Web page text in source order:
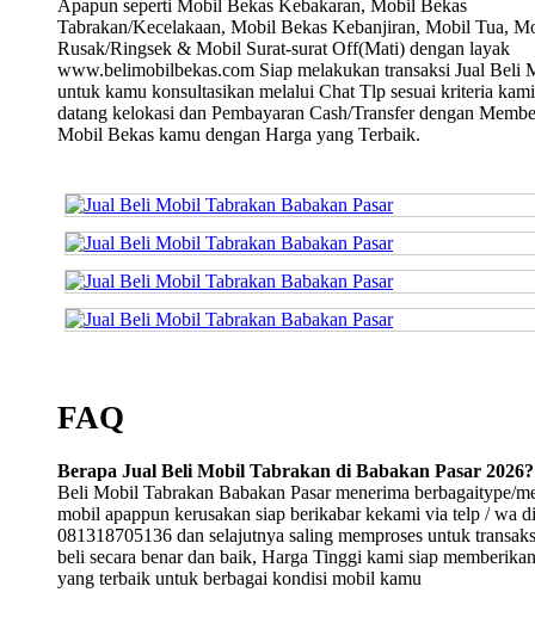
Apapun seperti Mobil Bekas Kebakaran, Mobil Bekas
Tabrakan/Kecelakaan, Mobil Bekas Kebanjiran, Mobil Tua,
Rusak/Ringsek & Mobil Surat-surat Off(Mati) dengan layak
www.belimobilbekas.com Siap melakukan transaksi Jual Beli
untuk kamu konsultasikan melalui Chat Tlp sesuai kriteria
datang kelokasi dan Pembayaran Cash/Transfer dengan
Mobil Bekas kamu dengan Harga yang Terbaik.
FAQ
Berapa Jual Beli Mobil Tabrakan di Babakan Pasar 2026?
Beli Mobil Tabrakan Babakan Pasar menerima berbagaitype/
mobil apappun kerusakan siap berikabar kekami via telp / wa di
081318705136 dan selajutnya saling memproses untuk
beli secara benar dan baik, Harga Tinggi kami siap memberikan
yang terbaik untuk berbagai kondisi mobil kamu